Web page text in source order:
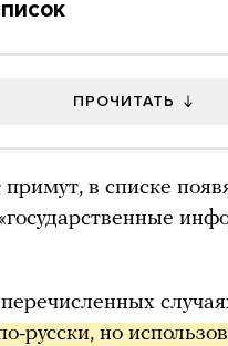
ПРОЧИТАТЬ
в списке
русски, но